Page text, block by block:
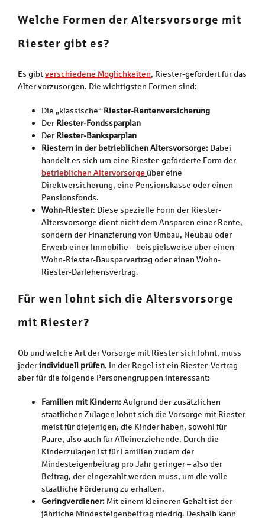
Welche Formen der Altersvorsorge mit
Riester gibt es?
Es gibtverschiedene Möglichkeiten, Riester-gefördert für das
Alter vorzusorgen. Die wichtigsten Formen sind:
Die „klassische“ Riester-Rentenversicherung
Der Riester-Fondssparplan
Der Riester-Banksparplan
Riestern in der betrieblichen Altersvorsorge: Dabei
handelt es sich um eine Riester-geförderte Form der
betrieblichen Altervorsorge über eine
Direktversicherung, eine Pensionskasse oder einen
Pensionsfonds.
Wohn-Riester: Diese spezielle Form der Riester-
Altersvorsorge dient nicht dem Ansparen einer Rente,
sondern der Finanzierung von Umbau, Neubau oder
Erwerb einer Immobilie – beispielsweise über einen
Wohn-Riester-Bausparvertrag oder einen Wohn-
Riester-Darlehensvertrag.
Für wen lohnt sich die Altersvorsorge
mit Riester?
Ob und welche Art der Vorsorge mit Riester sich lohnt, muss
jederindividuell prüfen. In der Regel ist ein Riester-Vertrag
aber für die folgende Personengruppen interessant:
Familien mit Kindern:Aufgrund der zusätzlichen
staatlichen Zulagen lohnt sich die Vorsorge mit Riester
meist für diejenigen, die Kinder haben, sowohl für
Paare, also auch für Alleinerziehende. Durch die
Kinderzulagen ist für Familien zudem der
Mindesteigenbeitrag pro Jahr geringer – also der
Beitrag, der eingezahlt werden muss, um die volle
staatliche Förderung zu erhalten.
Geringverdiener: Mit einem kleineren Gehalt ist der
jährliche Mindesteigenbeitrag niedrig. Deshalb kann